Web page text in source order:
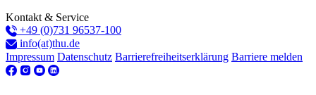
Kontakt & Service
+49 (0)731 96537-100
info(at)thu.de
Impressum Datenschutz Barrierefreiheitserklärung Barriere melden